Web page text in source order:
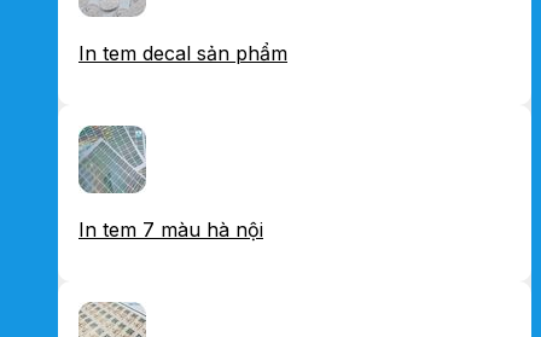
In tem decal sản phẩm
In tem 7 màu hà nội